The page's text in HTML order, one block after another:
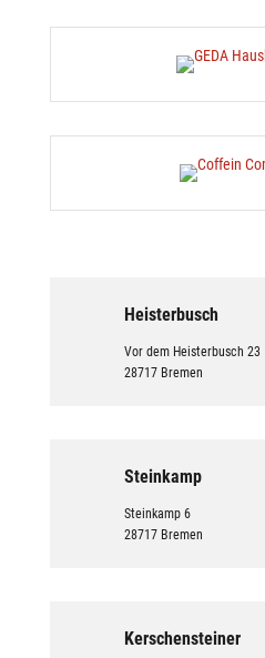
Heisterbusch
Vor dem Heisterbusch 23
28717 Bremen
Steinkamp
Steinkamp 6
28717 Bremen
Kerschensteiner